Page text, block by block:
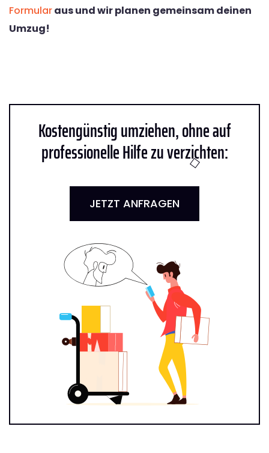
Formularaus und wir planen gemeinsam deinen
Umzug!
Kostengünstig umziehen, ohne auf
professionelle Hilfe zu verzichten:
JETZT ANFRAGEN